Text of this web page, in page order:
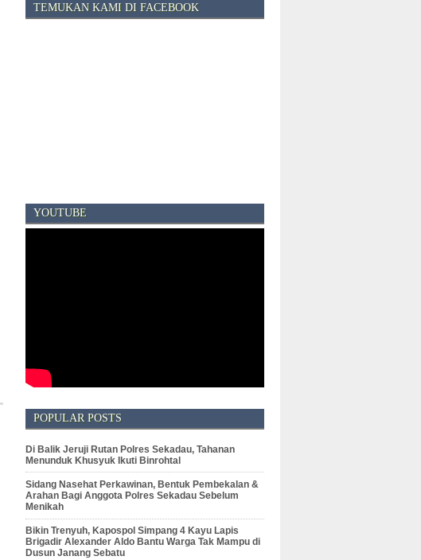
TEMUKAN KAMI DI FACEBOOK
YOUTUBE
POPULAR POSTS
Di Balik Jeruji Rutan Polres Sekadau, Tahanan
Menunduk Khusyuk Ikuti Binrohtal
Sidang Nasehat Perkawinan, Bentuk Pembekalan &
Arahan Bagi Anggota Polres Sekadau Sebelum
Menikah
Bikin Trenyuh, Kapospol Simpang 4 Kayu Lapis
Brigadir Alexander Aldo Bantu Warga Tak Mampu di
Dusun Janang Sebatu